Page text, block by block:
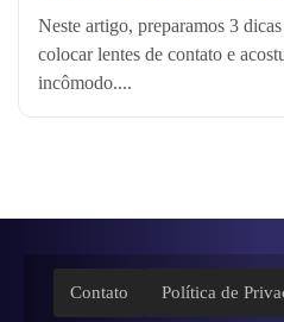
Neste artigo, preparamos 3
colocar lentes de contato e
incômodo....
Contato Política de